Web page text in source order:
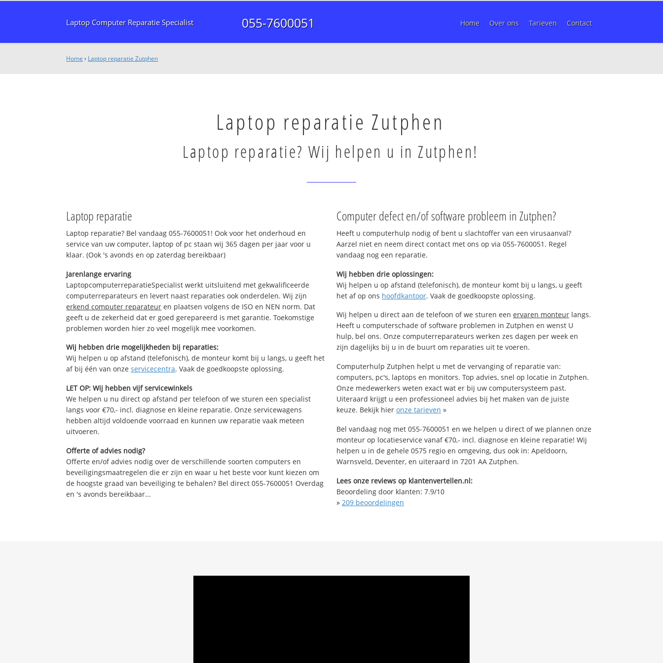
Laptop Computer Reparatie Specialist 055-7600051 Home Over ons Tarieven Contact
Home › Laptop reparatie Zutphen
Laptop reparatie Zutphen
Laptop reparatie? Wij helpen u in Zutphen!
Laptop reparatie
Laptop reparatie? Bel vandaag 055-7600051! Ook voor het onderhoud en
service van uw computer, laptop of pc staan wij 365 dagen per jaar voor u
klaar. (Ook 's avonds en op zaterdag bereikbaar)
Jarenlange ervaring
LaptopcomputerreparatieSpecialist werkt uitsluitend met gekwalificeerde
computerreparateurs en levert naast reparaties ook onderdelen. Wij zijn
erkend computer reparateur en plaatsen volgens de ISO en NEN norm. Dat
geeft u de zekerheid dat er goed gerepareerd is met garantie. Toekomstige
problemen worden hier zo veel mogelijk mee voorkomen.
Wij hebben drie mogelijkheden bij reparaties:
Wij helpen u op afstand (telefonisch), de monteur komt bij u langs, u geeft het
af bij één van onzeservicecentra. Vaak de goedkoopste oplossing.
LET OP: Wij hebben vijf servicewinkels
We helpen u nu direct op afstand per telefoon of we sturen een specialist
langs voor €70,- incl. diagnose en kleine reparatie. Onze servicewagens
hebben altijd voldoende voorraad en kunnen uw reparatie vaak meteen
uitvoeren.
Offerte of advies nodig?
Offerte en/of advies nodig over de verschillende soorten computers en
beveiligingsmaatregelen die er zijn en waar u het beste voor kunt kiezen om
de hoogste graad van beveiliging te behalen? Bel direct 055-7600051 Overdag
en 's avonds bereikbaar...
Computer defect en/of software probleem in Zutphen?
Heeft u computerhulp nodig of bent u slachtoffer van een virusaanval?
Aarzel niet en neem direct contact met ons op via 055-7600051. Regel
vandaag nog een reparatie.
Wij hebben drie oplossingen:
Wij helpen u op afstand (telefonisch), de monteur komt bij u langs, u geeft
het af op ons hoofdkantoor. Vaak de goedkoopste oplossing.
Wij helpen u direct aan de telefoon of we sturen een ervaren monteur langs.
Heeft u computerschade of software problemen in Zutphen en wenst U
hulp, bel ons. Onze computerreparateurs werken zes dagen per week en
zijn dagelijks bij u in de buurt om reparaties uit te voeren.
Computerhulp Zutphen helpt u met de vervanging of reparatie van:
computers, pc's, laptops en monitors. Top advies, snel op locatie in Zutphen.
Onze medewerkers weten exact wat er bij uw computersysteem past.
Uiteraard krijgt u een professioneel advies bij het maken van de juiste
keuze. Bekijk hier onze tarieven »
Bel vandaag nog met 055-7600051 en we helpen u direct of we plannen onze
monteur op locatieservice vanaf €70,- incl. diagnose en kleine reparatie! Wij
helpen u in de gehele 0575 regio en omgeving, dus ook in: Apeldoorn,
Warnsveld, Deventer, en uiteraard in 7201 AA Zutphen.
Lees onze reviews op klantenvertellen.nl:
Beoordeling door klanten: 7.9/10
» 209 beoordelingen